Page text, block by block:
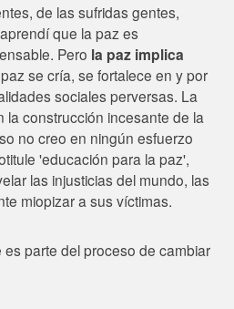
de las sufridas gentes,
que la paz es
Pero la paz implica
se cría, se fortalece en y por
sociales perversas. La
la construcción incesante de la
no creo en ningún esfuerzo
'educación para la paz',
las injusticias del mundo, las
miopizar a sus víctimas.
parte del proceso de cambiar